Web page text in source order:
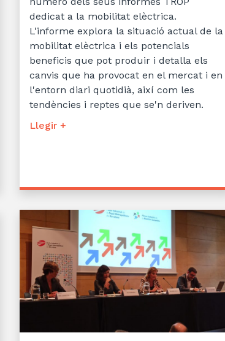
dedicat a la mobilitat elèctrica.
L'informe explora la situació actual de la
mobilitat elèctrica i els potencials
beneficis que pot produir i detalla els
canvis que ha provocat en el mercat i en
l'entorn diari quotidià, així com les
tendències i reptes que se'n deriven.
Llegir +